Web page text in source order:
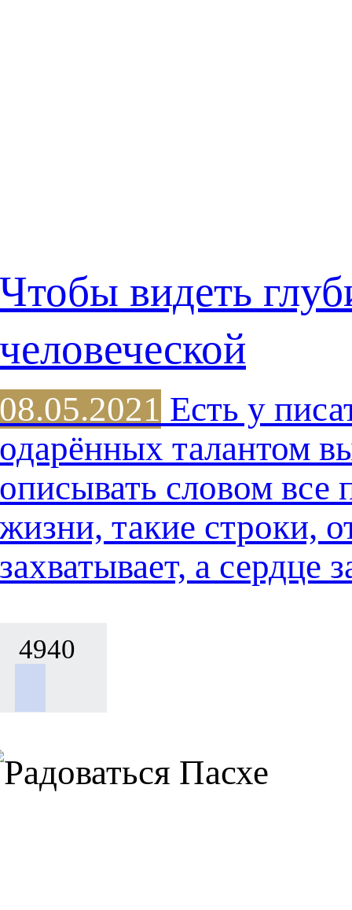
Чтобы видеть
человеческой
08.05.2021 Есть у
одарённых талантом
описывать словом все
жизни, такие строки,
захватывает, а сердце
4940